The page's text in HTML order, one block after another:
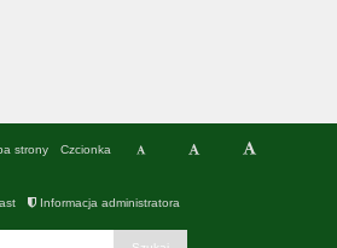
strony Czcionka
Informacja administratora